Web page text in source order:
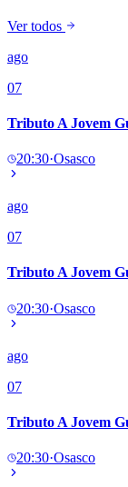
Ver todos
ago
07
Tributo A Jovem
20:30·Osasco
ago
07
Tributo A Jovem
20:30·Osasco
ago
07
Tributo A Jovem
20:30·Osasco